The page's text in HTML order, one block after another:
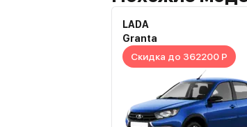
LADA
Granta
Скидка до 362200 Р